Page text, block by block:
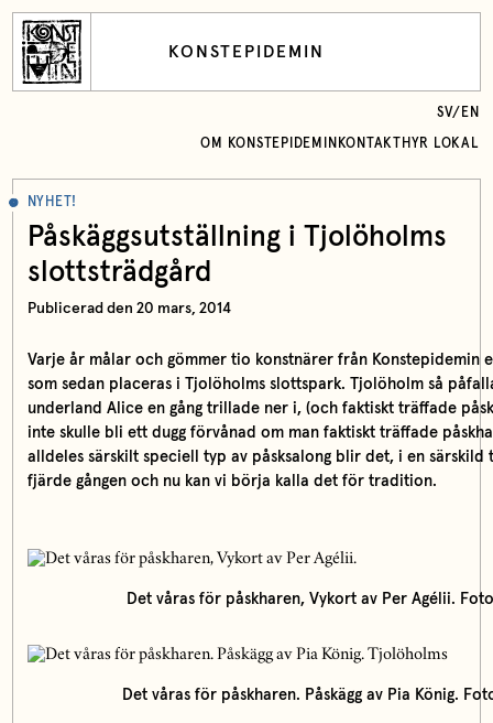
KONSTEPIDEMIN
OM KONSTEPIDEMIN KONTAKT HYR LOKAL
SV/ EN
NYHET!
Påskäggsutställning i Tjolöholms
slottsträdgård
Publicerad den 20 mars, 2014
Varje år målar och gömmer tio konstnärer från Konstepidemin
som sedan placeras i Tjolöholms slottspark. Tjolöholm så
underland Alice en gång trillade ner i, (och faktiskt träffade
inte skulle bli ett dugg förvånad om man faktiskt träffade
alldeles särskilt speciell typ av påsksalong blir det, i en
fjärde gången och nu kan vi börja kalla det för tradition.
Det våras för påskharen, Vykort av Per Agélii.
Det våras för påskharen. Påskägg av Pia König.